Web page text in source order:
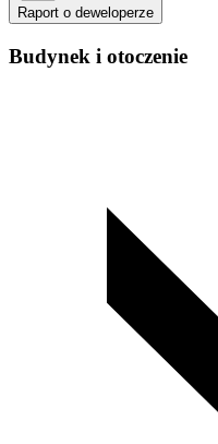
Raport o deweloperze
Budynek i otoczenie